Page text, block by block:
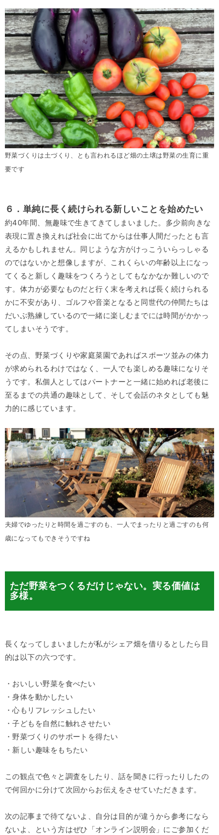
野菜づくりは土づくり、とも言われるほど畑の土壌は野菜の生育に重
要です
６．単純に長く続けられる新しいことを始めたい
約40年間、無趣味で生きてきてしまいました。多少前向きな
表現に置き換えれば社会に出てからは仕事人間だったとも言
えるかもしれません。同じような方がけっこういらっしゃる
のではないかと想像しますが、これくらいの年齢以上になっ
てくると新しく趣味をつくろうとしてもなかなか難しいので
す。体力が必要なものだと行く末を考えれば長く続けられる
かに不安があり、ゴルフや音楽となると同世代の仲間たちは
だいぶ熟練しているので一緒に楽しむまでには時間がかかっ
てしまいそうです。
その点、野菜づくりや家庭菜園であればスポーツ並みの体力
が求められるわけではなく、一人でも楽しめる趣味になりそ
うです。私個人としてはパートナーと一緒に始めれば老後に
至るまでの共通の趣味として、そして会話のネタとしても魅
力的に感じています。
夫婦でゆったりと時間を過ごすのも、一人でまったりと過ごすのも何
歳になってもできそうですね
ただ野菜をつくるだけじゃない。実る価値は
多様。
長くなってしまいましたが私がシェア畑を借りるとしたら目
的は以下の六つです。
・おいしい野菜を食べたい
・身体を動かしたい
・心もリフレッシュしたい
・子どもを自然に触れさせたい
・野菜づくりのサポートを得たい
・新しい趣味をもちたい
この観点で色々と調査をしたり、話を聞きに行ったりしたの
で何回かに分けて次回からお伝えをさせていただきます。
次の記事まで待てないよ、自分は目的が違うから参考になら
ないよ、という方はぜひ「オンライン説明会」にご参加くだ